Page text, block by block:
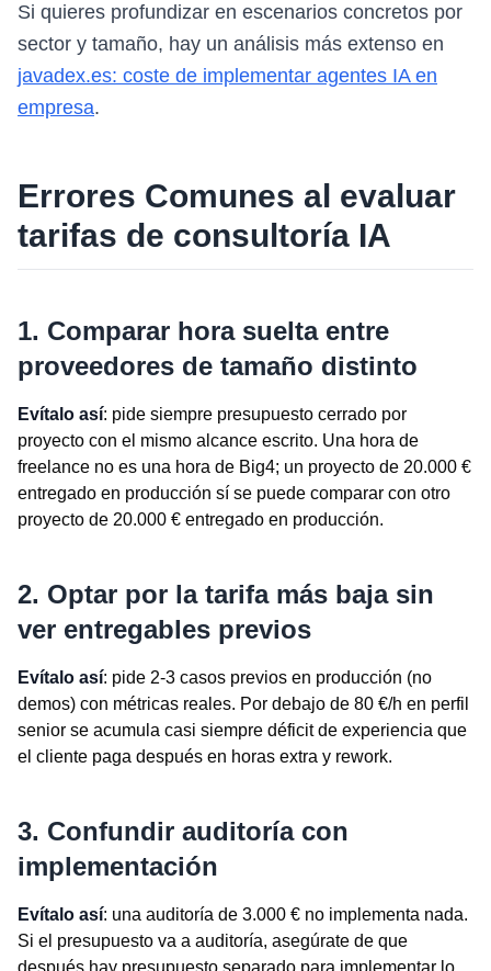
Si quieres profundizar en escenarios concretos por
sector y tamaño, hay un análisis más extenso en
javadex.es: coste de implementar agentes IA en
empresa.
Errores Comunes al evaluar
tarifas de consultoría IA
1. Comparar hora suelta entre
proveedores de tamaño distinto
Evítalo así: pide siempre presupuesto cerrado por
proyecto con el mismo alcance escrito. Una hora de
freelance no es una hora de Big4; un proyecto de 20.000 €
entregado en producción sí se puede comparar con otro
proyecto de 20.000 € entregado en producción.
2. Optar por la tarifa más baja sin
ver entregables previos
Evítalo así: pide 2-3 casos previos en producción (no
demos) con métricas reales. Por debajo de 80 €/h en perfil
senior se acumula casi siempre déficit de experiencia que
el cliente paga después en horas extra y rework.
3. Confundir auditoría con
implementación
Evítalo así: una auditoría de 3.000 € no implementa nada.
Si el presupuesto va a auditoría, asegúrate de que
después hay presupuesto separado para implementar lo